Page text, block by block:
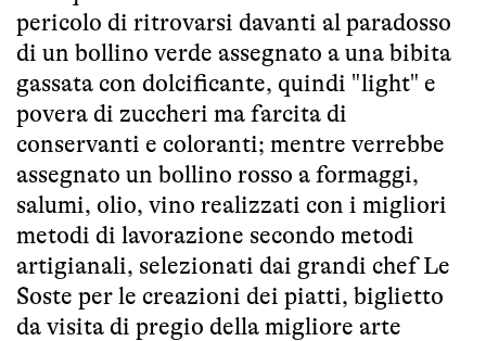
pericolo di ritrovarsi davanti al paradosso
di un bollino verde assegnato a una bibita
gassata con dolcificante, quindi "light" e
povera di zuccheri ma farcita di
conservanti e coloranti; mentre verrebbe
assegnato un bollino rosso a formaggi,
salumi, olio, vino realizzati con i migliori
metodi di lavorazione secondo metodi
artigianali, selezionati dai grandi chef Le
Soste per le creazioni dei piatti, biglietto
da visita di pregio della migliore arte